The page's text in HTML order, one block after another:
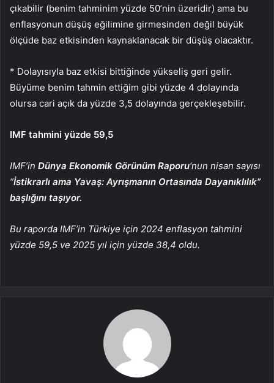
çıkabilir (benim tahminim yüzde 50’nin üzeridir) ama bu
enflasyonun düşüş eğilimine girmesinden değil büyük
ölçüde baz etkisinden kaynaklanacak bir düşüş olacaktır.
* Dolayısıyla baz etkisi bittiğinde yükseliş geri gelir.
Büyüme benim tahmin ettiğim gibi yüzde 4 dolayında
olursa cari açık da yüzde 3,5 dolayında gerçekleşebilir.
IMF tahmini yüzde 59,5
IMF’in Dünya Ekonomik Görünüm Raporu‘nun nisan sayısı
“İstikrarlı ama Yavaş: Ayrışmanın Ortasında Dayanıklılık”
başlığını taşıyor.
Bu raporda IMF’in Türkiye için 2024 enflasyon tahmini
yüzde 59,5 ve 2025 yıl için yüzde 38,4 oldu.